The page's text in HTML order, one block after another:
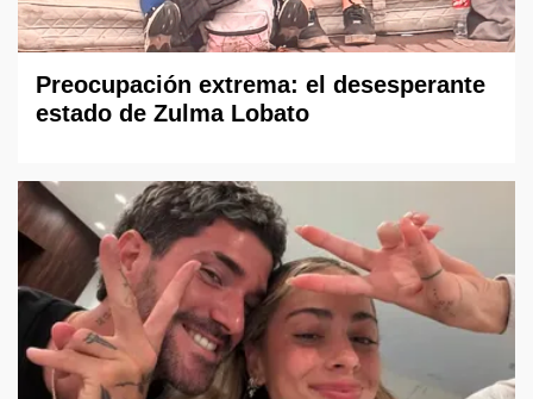
Preocupación extrema: el desesperante
estado de Zulma Lobato